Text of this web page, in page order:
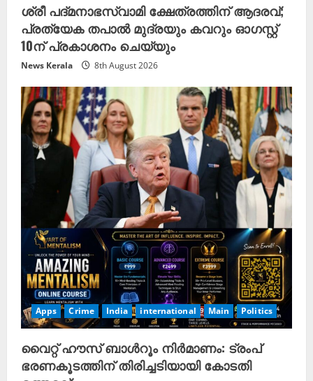
ശ്രീ പദ്മനാഭസ്വാമി ക്ഷേത്രത്തിന് ആദരവ്;
പ്രത്യേക തപാൽ മുദ്രയും കവറും ഓഗസ്റ്റ്
10ന് പ്രകാശനം ചെയ്യും
News Kerala 8th August 2026
Apps Crime India international Main Politics
വൈറ്റ് ഹൗസ് ബാൾറൂം നിർമാണം: ട്രംപ്
ഭരണകൂടത്തിന് തിരിച്ചടിയായി കോടതി